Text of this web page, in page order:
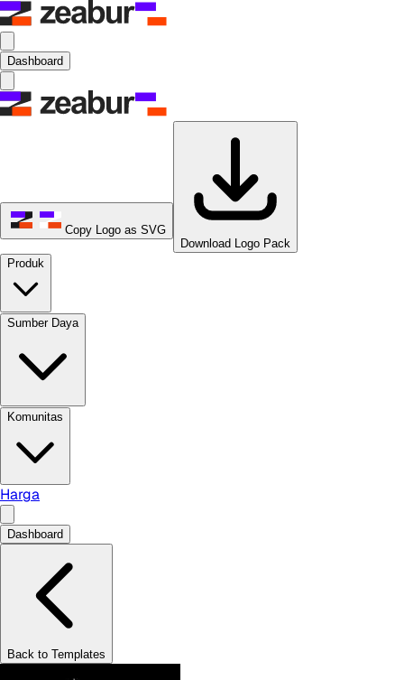
Dashboard
Copy Logo as SVG
Download Logo Pack
Produk
Sumber Daya
Komunitas
Harga
Dashboard
Back to Templates